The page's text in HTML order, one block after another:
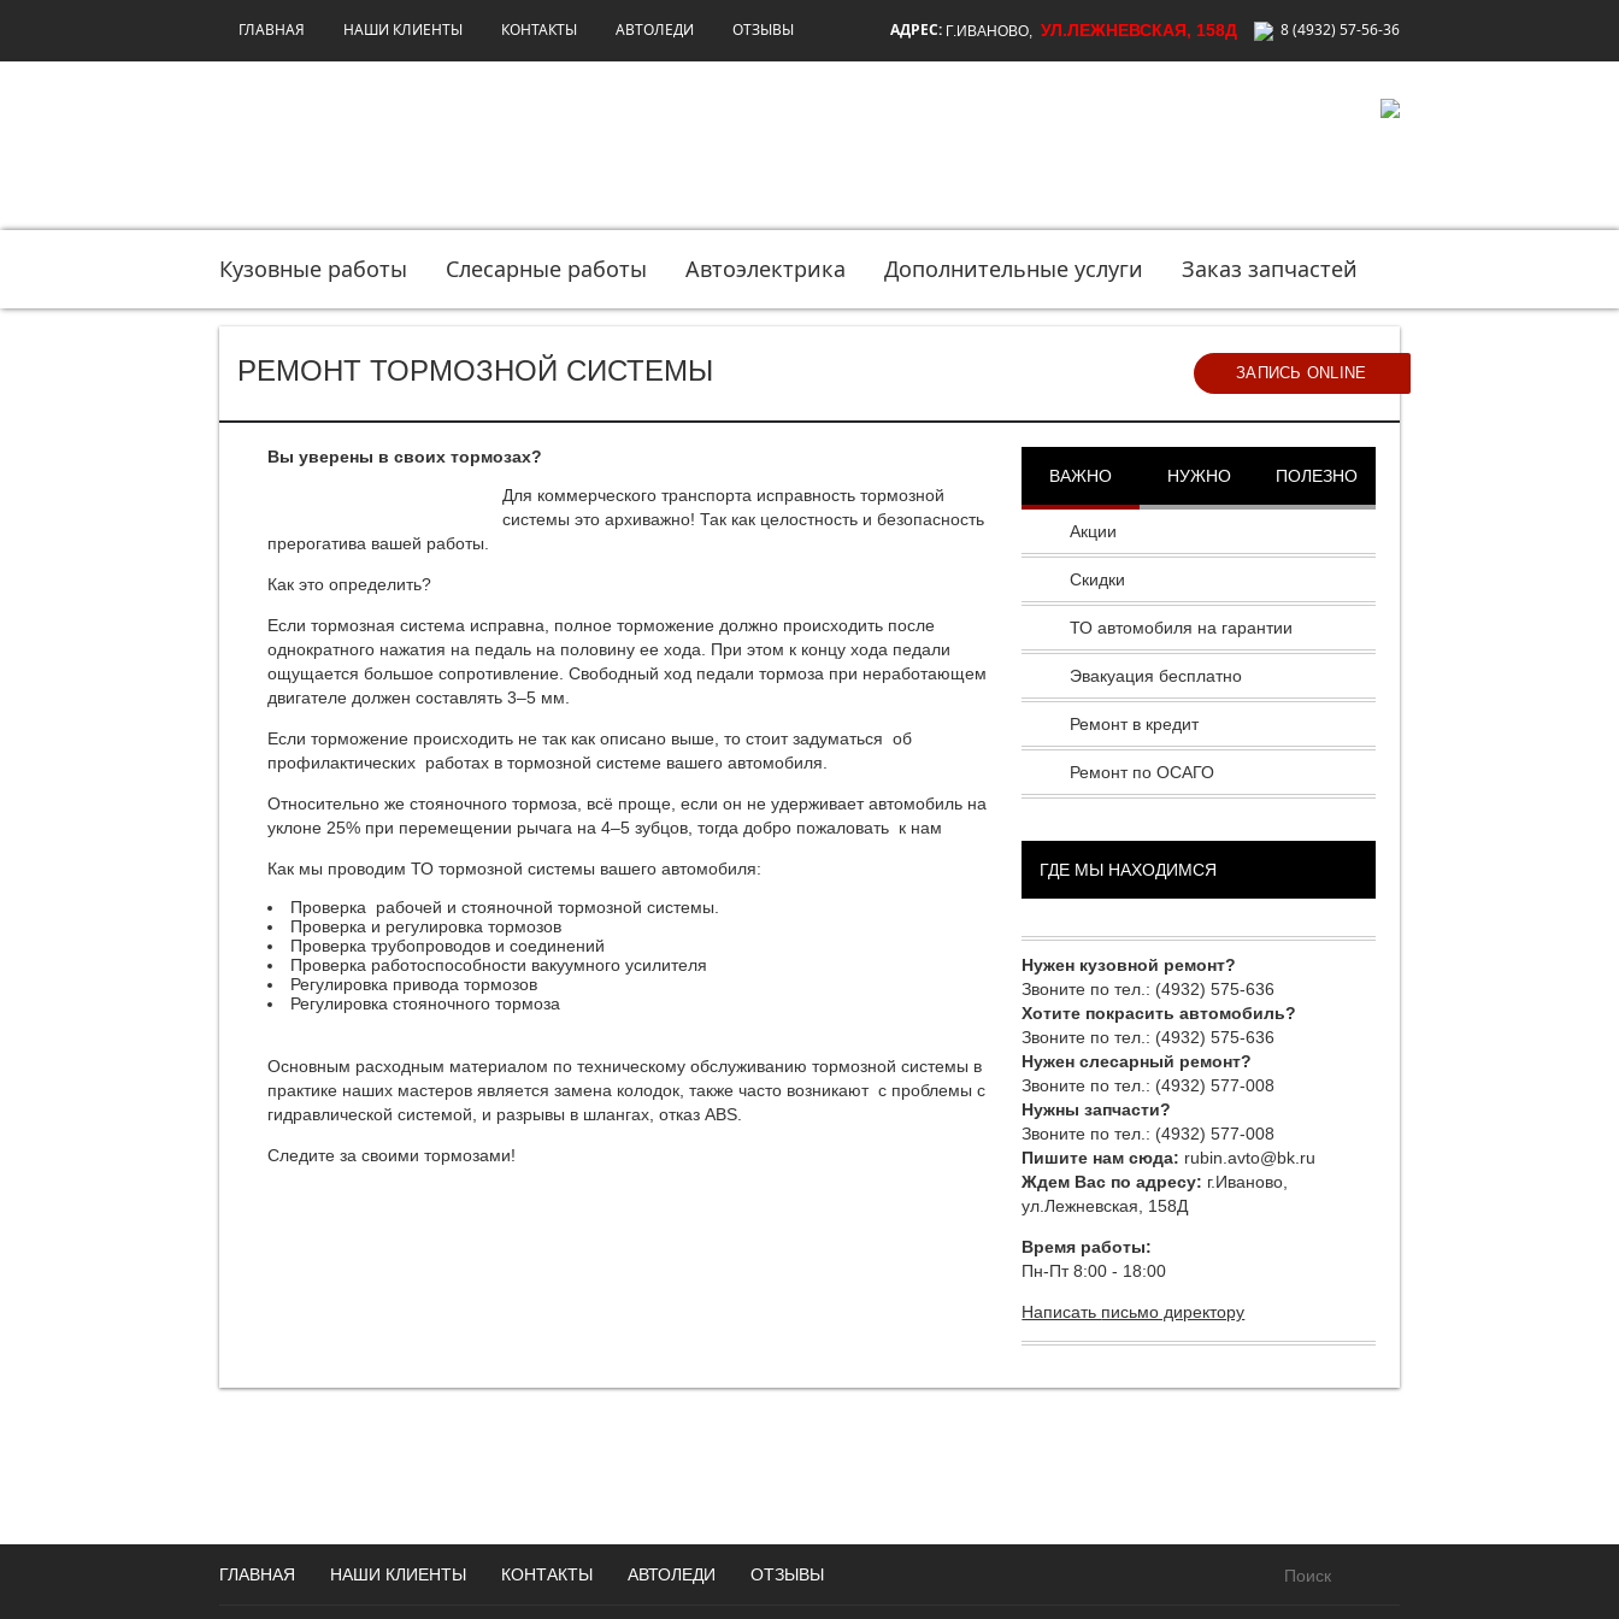
ГЛАВНАЯ НАШИ КЛИЕНТЫ КОНТАКТЫ АВТОЛЕДИ ОТЗЫВЫ АДРЕС: Г.ИВАНОВО, УЛ.ЛЕЖНЕВСКАЯ, 158Д 8 (4932) 57-56-36
Кузовные работы Слесарные работы Автоэлектрика Дополнительные услуги Заказ запчастей
РЕМОНТ ТОРМОЗНОЙ СИСТЕМЫ
Вы уверены в своих тормозах?
Для коммерческого транспорта исправность тормозной
системы это архиважно! Так как целостность и безопасность
прерогатива вашей работы.
Как это определить?
Если тормозная система исправна, полное торможение должно происходить после
однократного нажатия на педаль на половину ее хода. При этом к концу хода педали
ощущается большое сопротивление. Свободный ход педали тормоза при неработающем
двигателе должен составлять 3–5 мм.
Если торможение происходить не так как описано выше, то стоит задуматься об
профилактических работах в тормозной системе вашего автомобиля.
Относительно же стояночного тормоза, всё проще, если он не удерживает автомобиль на
уклоне 25% при перемещении рычага на 4–5 зубцов, тогда добро пожаловать к нам
Как мы проводим ТО тормозной системы вашего автомобиля:
Проверка рабочей и стояночной тормозной системы.
Проверка и регулировка тормозов
Проверка трубопроводов и соединений
Проверка работоспособности вакуумного усилителя
Регулировка привода тормозов
Регулировка стояночного тормоза
Основным расходным материалом по техническому обслуживанию тормозной системы в
практике наших мастеров является замена колодок, также часто возникают с проблемы с
гидравлической системой, и разрывы в шлангах, отказ ABS.
Следите за своими тормозами!
ВАЖНО НУЖНО ПОЛЕЗНО
Акции
Скидки
ТО автомобиля на гарантии
Эвакуация бесплатно
Ремонт в кредит
Ремонт по ОСАГО
ГДЕ МЫ НАХОДИМСЯ
Нужен кузовной ремонт?
Звоните по тел.: (4932) 575-636
Хотите покрасить автомобиль?
Звоните по тел.: (4932) 575-636
Нужен слесарный ремонт?
Звоните по тел.: (4932) 577-008
Нужны запчасти?
Звоните по тел.: (4932) 577-008
Пишите нам сюда: rubin.avto@bk.ru
Ждем Вас по адресу: г.Иваново,
ул.Лежневская, 158Д
Время работы:
Пн-Пт 8:00 - 18:00
Написать письмо директору
ГЛАВНАЯ НАШИ КЛИЕНТЫ КОНТАКТЫ АВТОЛЕДИ ОТЗЫВЫ